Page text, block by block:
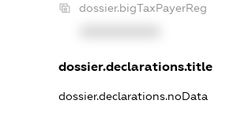
dossier.bigTaxPayerReg
dossier.declarations.title
dossier.declarations.noData